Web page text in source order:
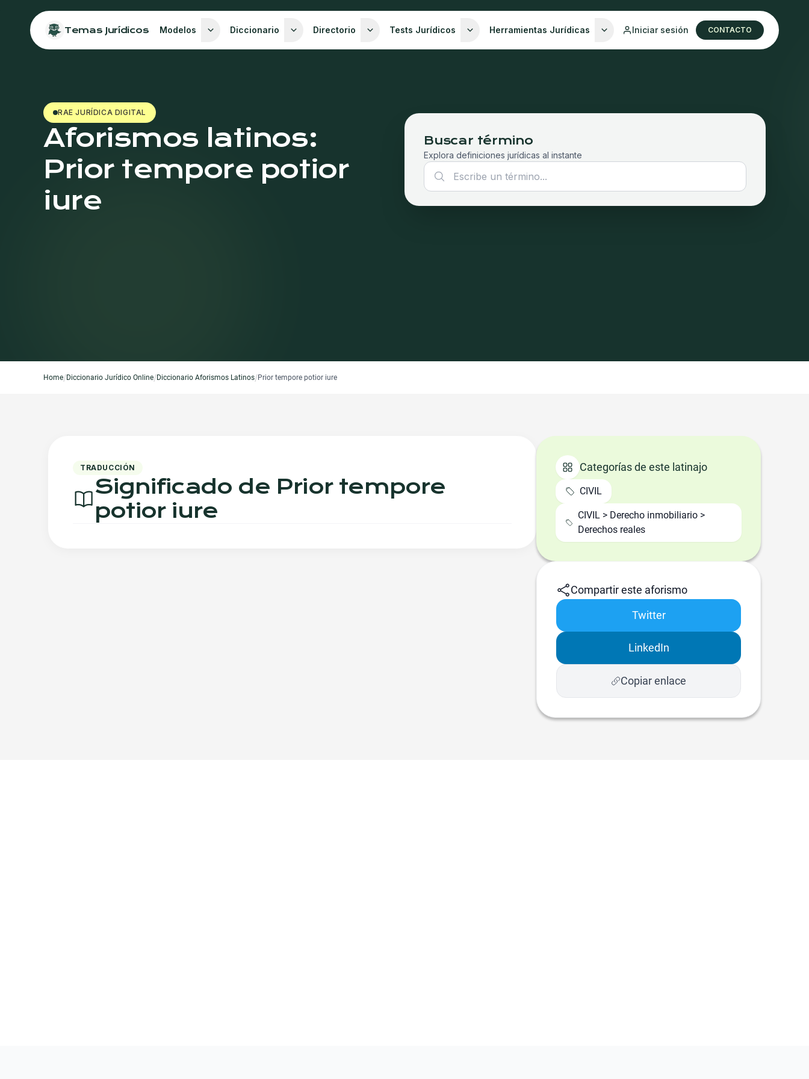
Temas Jurídicos Modelos Diccionario Directorio Tests Jurídicos Herramientas Jurídicas Iniciar sesión CONTACTO
RAE JURÍDICA DIGITAL
Aforismos latinos:
Prior tempore potior
iure
Buscar término
Explora definiciones jurídicas al instante
Home/Diccionario Jurídico Online/Diccionario Aforismos Latinos/Prior tempore potior iure
TRADUCCIÓN
Significado de Prior tempore
potior iure
Categorías de este latinajo
CIVIL
CIVIL > Derecho inmobiliario >
Derechos reales
Compartir este aforismo
Twitter
LinkedIn
Copiar enlace